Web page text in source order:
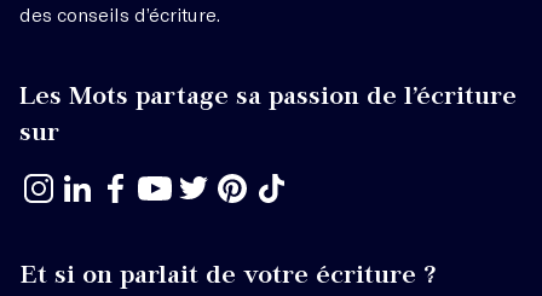
des conseils d’écriture.
Les Mots partage sa passion de l’écriture
sur
Et si on parlait de votre écriture ?